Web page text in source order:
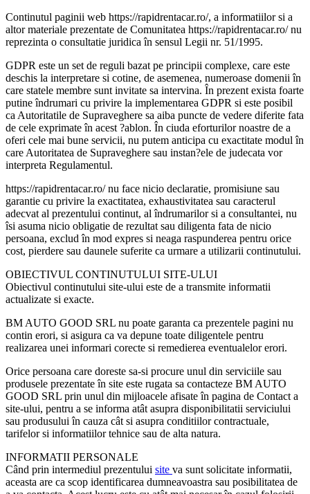
Continutul paginii web https://rapidrentacar.ro/, a informatiilor si a
altor materiale prezentate de Comunitatea https://rapidrentacar.ro/ nu
reprezinta o consultatie juridica în sensul Legii nr. 51/1995.
GDPR este un set de reguli bazat pe principii complexe, care este
deschis la interpretare si cotine, de asemenea, numeroase domenii în
care statele membre sunt invitate sa intervina. În prezent exista foarte
putine îndrumari cu privire la implementarea GDPR si este posibil
ca Autoritatile de Supraveghere sa aiba puncte de vedere diferite fata
de cele exprimate în acest ?ablon. În ciuda eforturilor noastre de a
oferi cele mai bune servicii, nu putem anticipa cu exactitate modul în
care Autoritatea de Supraveghere sau instan?ele de judecata vor
interpreta Regulamentul.
https://rapidrentacar.ro/ nu face nicio declaratie, promisiune sau
garantie cu privire la exactitatea, exhaustivitatea sau caracterul
adecvat al prezentului continut, al îndrumarilor si a consultantei, nu
îsi asuma nicio obligatie de rezultat sau diligenta fata de nicio
persoana, exclud în mod expres si neaga raspunderea pentru orice
cost, pierdere sau daunele suferite ca urmare a utilizarii continutului.
OBIECTIVUL CONTINUTULUI SITE-ULUI
Obiectivul continutului site-ului este de a transmite informatii
actualizate si exacte.
BM AUTO GOOD SRL nu poate garanta ca prezentele pagini nu
contin erori, si asigura ca va depune toate diligentele pentru
realizarea unei informari corecte si remedierea eventualelor erori.
Orice persoana care doreste sa-si procure unul din serviciile sau
produsele prezentate în site este rugata sa contacteze BM AUTO
GOOD SRL prin unul din mijloacele afisate în pagina de Contact a
site-ului, pentru a se informa atât asupra disponibilitatii serviciului
sau produsului în cauza cât si asupra conditiilor contractuale,
tarifelor si informatiilor tehnice sau de alta natura.
INFORMATII PERSONALE
Când prin intermediul prezentului site va sunt solicitate informatii,
aceasta are ca scop identificarea dumneavoastra sau posibilitatea de